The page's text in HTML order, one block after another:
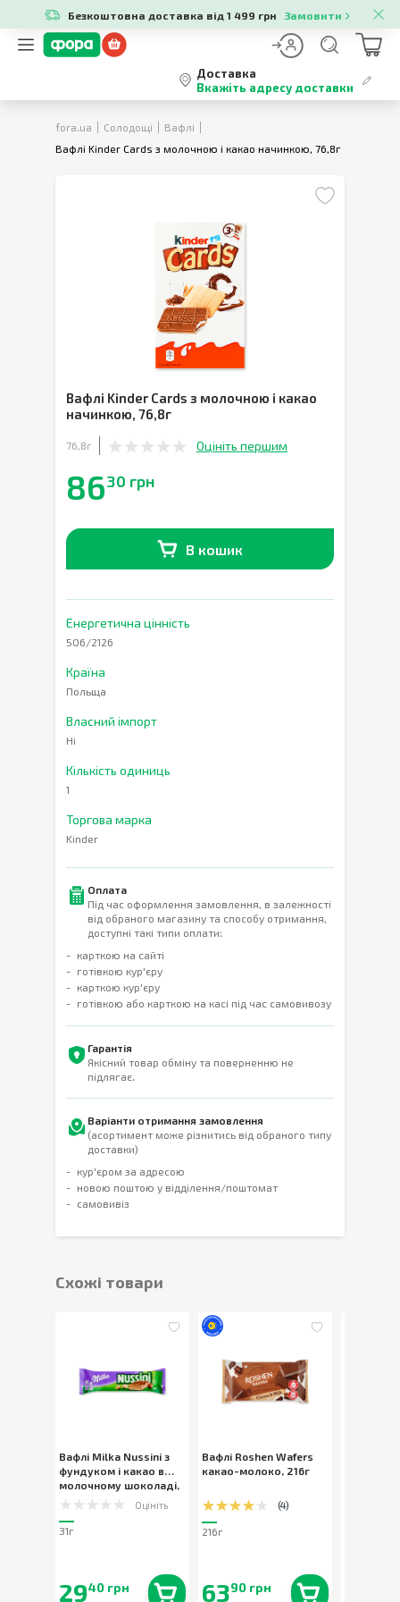
Безкоштовна доставка від 1 499 грн Замовити
Доставка
Вкажіть адресу доставки
fora.ua Солодощі
Вафлі
Вафлі Kinder Cards з молочною і какао начинкою, 76,8г
Вафлі Kinder Cards з молочною і какао
начинкою, 76,8г
76,8г Оцініть першим
8630 грн
В кошик
Енергетична цінність
506/2126
Країна
Польща
Власний імпорт
Ні
Кількість одиниць
1
Торгова марка
Kinder
Оплата
Під час оформлення замовлення, в залежності
від обраного магазину та способу отримання,
доступні такі типи оплати:
карткою на сайті
готівкою кур'єру
карткою кур'єру
готівкою або карткою на касі під час самовивозу
Гарантія
Якісний товар обміну та поверненню не
підлягає.
Варіанти отримання замовлення
(асортимент може різнитись від обраного типу
доставки)
кур'єром за адресою
новою поштою у відділення/поштомат
самовивіз
Cхожі товари
Вафлі Milka Nussini з
фундуком і какао в
молочному шоколаді,
31г
Оцініть
31г
2940 грн
Вафлі Roshen Wafers
какао-молоко, 216г
(4)
216г
6390 грн